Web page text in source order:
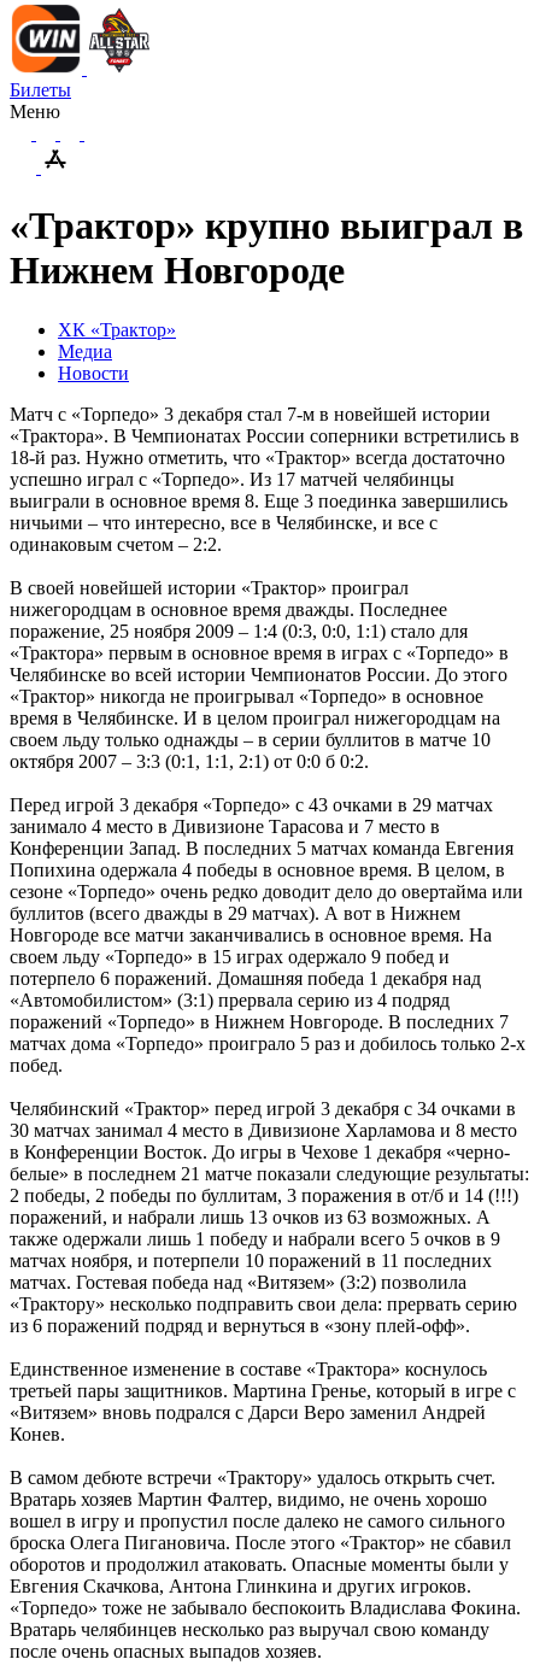
Билеты
Меню
«Трактор» крупно выиграл в
Нижнем Новгороде
ХК «Трактор»
Медиа
Новости
Матч с «Торпедо» 3 декабря стал 7-м в новейшей истории
«Трактора». В Чемпионатах России соперники встретились в
18-й раз. Нужно отметить, что «Трактор» всегда достаточно
успешно играл с «Торпедо». Из 17 матчей челябинцы
выиграли в основное время 8. Еще 3 поединка завершились
ничьими – что интересно, все в Челябинске, и все с
одинаковым счетом – 2:2.
В своей новейшей истории «Трактор» проиграл
нижегородцам в основное время дважды. Последнее
поражение, 25 ноября 2009 – 1:4 (0:3, 0:0, 1:1) стало для
«Трактора» первым в основное время в играх с «Торпедо» в
Челябинске во всей истории Чемпионатов России. До этого
«Трактор» никогда не проигрывал «Торпедо» в основное
время в Челябинске. И в целом проиграл нижегородцам на
своем льду только однажды – в серии буллитов в матче 10
октября 2007 – 3:3 (0:1, 1:1, 2:1) от 0:0 б 0:2.
Перед игрой 3 декабря «Торпедо» с 43 очками в 29 матчах
занимало 4 место в Дивизионе Тарасова и 7 место в
Конференции Запад. В последних 5 матчах команда Евгения
Попихина одержала 4 победы в основное время. В целом, в
сезоне «Торпедо» очень редко доводит дело до овертайма или
буллитов (всего дважды в 29 матчах). А вот в Нижнем
Новгороде все матчи заканчивались в основное время. На
своем льду «Торпедо» в 15 играх одержало 9 побед и
потерпело 6 поражений. Домашняя победа 1 декабря над
«Автомобилистом» (3:1) прервала серию из 4 подряд
поражений «Торпедо» в Нижнем Новгороде. В последних 7
матчах дома «Торпедо» проиграло 5 раз и добилось только 2-х
побед.
Челябинский «Трактор» перед игрой 3 декабря с 34 очками в
30 матчах занимал 4 место в Дивизионе Харламова и 8 место
в Конференции Восток. До игры в Чехове 1 декабря «черно-
белые» в последнем 21 матче показали следующие результаты:
2 победы, 2 победы по буллитам, 3 поражения в от/б и 14 (!!!)
поражений, и набрали лишь 13 очков из 63 возможных. А
также одержали лишь 1 победу и набрали всего 5 очков в 9
матчах ноября, и потерпели 10 поражений в 11 последних
матчах. Гостевая победа над «Витязем» (3:2) позволила
«Трактору» несколько подправить свои дела: прервать серию
из 6 поражений подряд и вернуться в «зону плей-офф».
Единственное изменение в составе «Трактора» коснулось
третьей пары защитников. Мартина Гренье, который в игре с
«Витязем» вновь подрался с Дарси Веро заменил Андрей
Конев.
В самом дебюте встречи «Трактору» удалось открыть счет.
Вратарь хозяев Мартин Фалтер, видимо, не очень хорошо
вошел в игру и пропустил после далеко не самого сильного
броска Олега Пигановича. После этого «Трактор» не сбавил
оборотов и продолжил атаковать. Опасные моменты были у
Евгения Скачкова, Антона Глинкина и других игроков.
«Торпедо» тоже не забывало беспокоить Владислава Фокина.
Вратарь челябинцев несколько раз выручал свою команду
после очень опасных выпадов хозяев.